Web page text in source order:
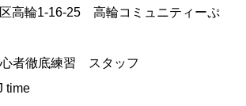
高輪1-16-25 高輪コミュニティーぷ
者徹底練習 スタッフ
time